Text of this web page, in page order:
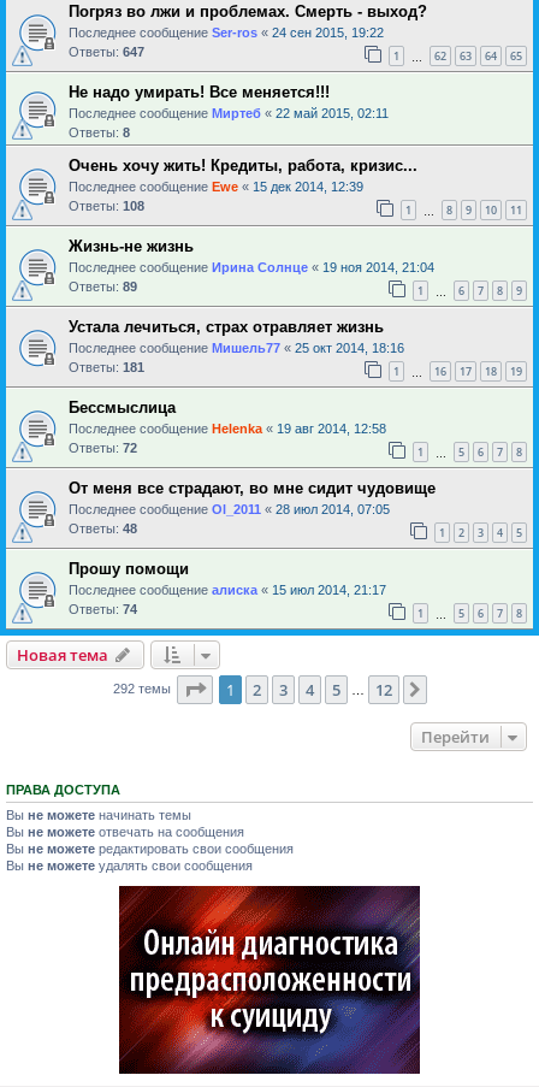
Погряз во лжи и проблемах. Смерть - выход?
Последнее сообщение Ser-ros « 24 сен 2015, 19:22
Ответы: 647 1 62 63 64 65
Не надо умирать! Все меняется!!!
Последнее сообщение Миртеб « 22 май 2015, 02:11
Ответы: 8
Очень хочу жить! Кредиты, работа, кризис...
Последнее сообщение Ewe « 15 дек 2014, 12:39
Ответы: 108 1 8 9 10 11
Жизнь-не жизнь
Последнее сообщение Ирина Солнце « 19 ноя 2014, 21:04
Ответы: 89 1 6 7 8 9
Устала лечиться, страх отравляет жизнь
Последнее сообщение Мишель77 « 25 окт 2014, 18:16
Ответы: 181 1 16 17 18 19
Бессмыслица
Последнее сообщение Helenka « 19 авг 2014, 12:58
Ответы: 72 1 5 6 7 8
От меня все страдают, во мне сидит чудовище
Последнее сообщение Ol_2011 « 28 июл 2014, 07:05
Ответы: 48 1 2 3 4 5
Прошу помощи
Последнее сообщение алиска « 15 июл 2014, 21:17
Ответы: 74 1 5 6 7 8
Новая тема
292 темы Страница из 12
1 2 3 4 5 12
Перейти
ПРАВА ДОСТУПА
Вы не можете начинать темы
Вы не можете отвечать на сообщения
Вы не можете редактировать свои сообщения
Вы не можете удалять свои сообщения